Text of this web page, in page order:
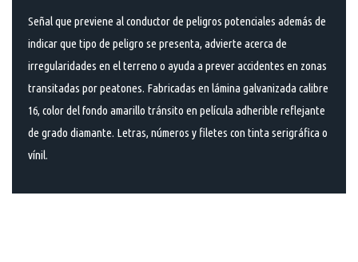
Señal que previene al conductor de peligros potenciales además de
indicar que tipo de peligro se presenta, advierte acerca de
irregularidades en el terreno o ayuda a prever accidentes en zonas
transitadas por peatones. Fabricadas en lámina galvanizada calibre
16, color del fondo amarillo tránsito en película adherible reflejante
de grado diamante. Letras, números y filetes con tinta serigráfica o
vínil.